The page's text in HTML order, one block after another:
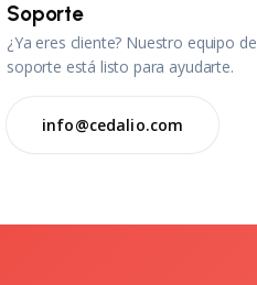
Soporte
¿Ya eres cliente? Nuestro equipo de
soporte está listo para ayudarte.
info@cedalio.com